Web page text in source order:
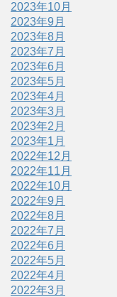
2023年10月
2023年9月
2023年8月
2023年7月
2023年6月
2023年5月
2023年4月
2023年3月
2023年2月
2023年1月
2022年12月
2022年11月
2022年10月
2022年9月
2022年8月
2022年7月
2022年6月
2022年5月
2022年4月
2022年3月